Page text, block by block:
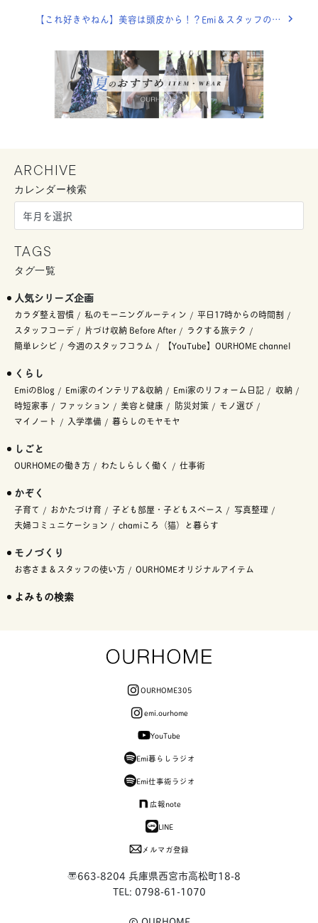
【これ好きやねん】美容は頭皮から！？Emi＆スタッフの美容健康グッズ６個
ARCHIVE
カレンダー検索
TAGS
タグ一覧
人気シリーズ企画
カラダ整え習慣 私のモーニングルーティン
平日17時からの時間割
スタッフコーデ
片づけ収納 Before After
ラクする旅テク
簡単レシピ
今週のスタッフコラム 【YouTube】OURHOME channel
くらし
EmiのBlog Emi家のインテリア&収納 Emi家のリフォーム日記
収納
時短家事
ファッション 美容と健康 防災対策
モノ選び
マイノート
入学準備 暮らしのモヤモヤ
しごと
OURHOMEの働き方 わたしらしく働く 仕事術
かぞく
子育て おかたづけ育 子ども部屋・子どもスペース
写真整理
夫婦コミュニケーション
chamiころ（猫）と暮らす
モノづくり
お客さま＆スタッフの使い方 OURHOMEオリジナルアイテム
よみもの検索
OURHOME305
emi.ourhome
YouTube
Emi暮らしラジオ
Emi仕事術ラジオ
広報note
LINE
メルマガ登録
〒663-8204 兵庫県西宮市高松町18-8
TEL: 0798-61-1070